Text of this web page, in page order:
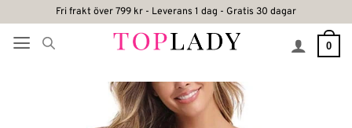
content
Fri frakt över 799 kr - Leverans 1 dag - Gratis 30 dagar
0